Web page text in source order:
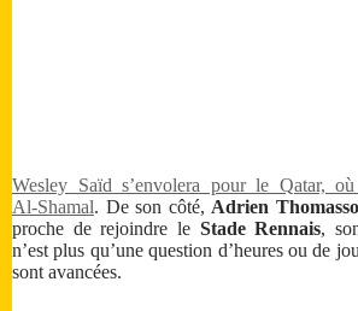
Wesley Saïd s’envolera pour le Qatar,
Al‑Shamal. De son côté, Adrien
proche de rejoindre le Stade Rennais,
n’est plus qu’une question d’heures ou de
sont avancées.